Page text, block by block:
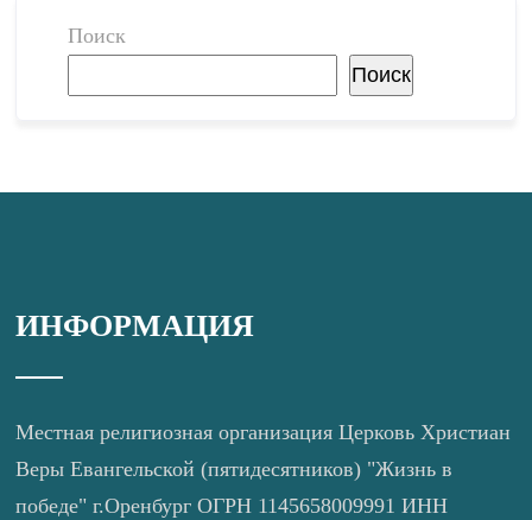
Поиск
Поиск
ИНФОРМАЦИЯ
Местная религиозная организация Церковь Христиан
Веры Евангельской (пятидесятников) "Жизнь в
победе" г.Оренбург ОГРН 1145658009991 ИНН